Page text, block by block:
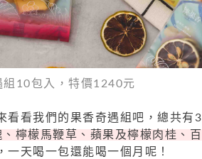
10包入，特價1240元
看看我們的果香奇遇組吧，總共有3
檸檬馬鞭草、蘋果及檸檬肉桂、百
一天喝一包還能喝一個月呢！